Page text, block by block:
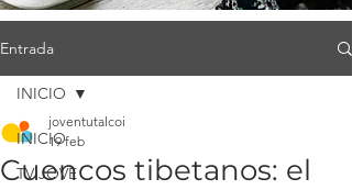
Entrada
INICIO
TV JOVE
INICIO
Cuencos tibetanos: el
joventutalcoi
19 feb